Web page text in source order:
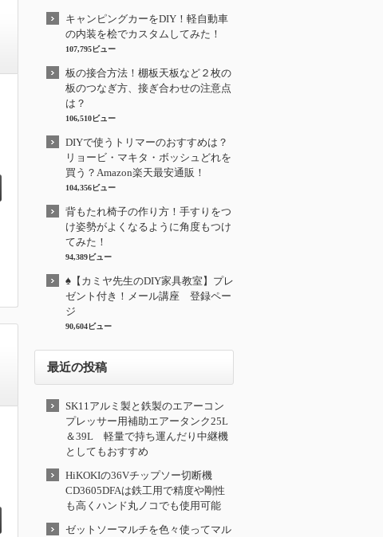
キャンピングカーをDIY！軽自動車
の内装を桧でカスタムしてみた！
107,795ビュー
板の接合方法！棚板天板など２枚の
板のつなぎ方、接ぎ合わせの注意点
は？
106,510ビュー
DIYで使うトリマーのおすすめは？
リョービ・マキタ・ボッシュどれを
買う？Amazon楽天最安通販！
104,356ビュー
背もたれ椅子の作り方！手すりをつ
け姿勢がよくなるように角度もつけ
てみた！
94,389ビュー
♠【カミヤ先生のDIY家具教室】プレ
ゼント付き！メール講座 登録ペー
ジ
90,604ビュー
最近の投稿
SK11アルミ製と鉄製のエアーコン
プレッサー用補助エアータンク25L
＆39L 軽量で持ち運んだり中継機
としてもおすすめ
HiKOKIの36Vチップソー切断機
CD3605DFAは鉄工用で精度や剛性
も高くハンド丸ノコでも使用可能
ゼットソーマルチを色々使ってマル